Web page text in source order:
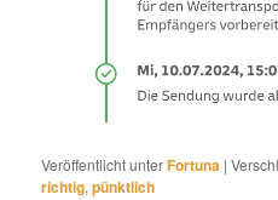
Veröffentlicht unterFortuna |
richtig,pünktlich